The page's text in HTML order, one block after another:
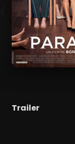
Trailer